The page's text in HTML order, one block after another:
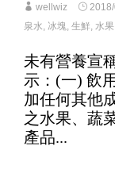
wellwiz 2018/
泉水, 冰塊, 生鮮, 水果
未有營養宣
示：(一) 飲
加任何其他
之水果、蔬
產品...